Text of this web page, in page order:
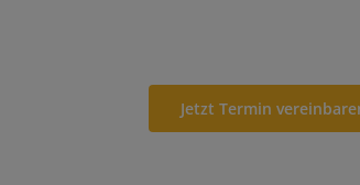
Jetzt Termin